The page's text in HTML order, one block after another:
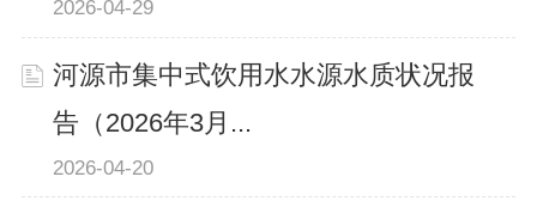
2026-04-29
河源市集中式饮用水水源水质状况报
告（2026年3月...
2026-04-20